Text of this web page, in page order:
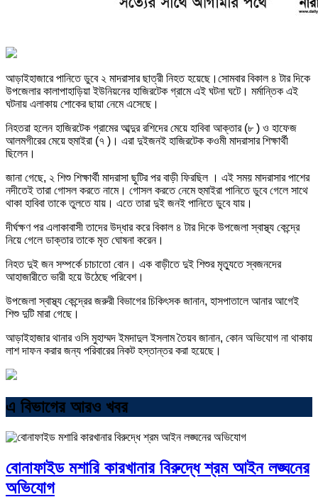
আড়াইহাজারে পানিতে ডুবে ২ মাদরাসার ছাত্রী নিহত হয়েছে।সোমবার বিকাল ৪ টার দিকে
উপজেলার কালাপাহাড়িয়া ইউনিয়নের হাজিরটেক গ্রামে এই ঘটনা ঘটে। মর্মান্তিক এই
ঘটনায় এলাকায় শোকের ছায়া নেমে এসেছে।
নিহতরা হলেন হাজিরটেক গ্রামের আব্দুর রশিদের মেয়ে হাবিবা আক্তার (৮ ) ও হাফেজ
আলমগীরের মেয়ে হুমাইরা (৭ )। এরা দুইজনই হাজিরটেক কওমী মাদরাসার শিক্ষার্থী
ছিলেন।
জানা গেছে, ২ শিশু শিক্ষার্থী মাদরাসা ছুটির পর বাড়ী ফিরছিল । এই সময় মাদরাসার পাশের
নদীতেই তারা গোসল করতে নামে। গোসল করতে নেমে হুমাইরা পানিতে ডুবে গেলে সাথে
থাকা হাবিবা তাকে তুলতে যায়। এতে তারা দুই জনই পানিতে ডুবে যায়।
দীর্ঘক্ষণ পর এলাকাবাসী তাদের উদ্ধার করে বিকাল ৪ টার দিকে উপজেলা স্বাস্থ্য কেন্দ্রে
নিয়ে গেলে ডাক্তার তাকে মৃত ঘোষনা করেন।
নিহত দুই জন সম্পর্কে চাচাতো বোন। এক বাড়ীতে দুই শিশুর মৃত্যুতে স্বজনদের
আহাজারীতে ভারী হয়ে উঠেছে পরিবেশ।
উপজেলা স্বাস্থ্য কেন্দ্রের জরুরী বিভাগের চিকিৎসক জানান, হাসপাতালে আনার আগেই
শিশু দুটি মারা গেছে।
আড়াইহাজার থানার ওসি মুহাম্মদ ইমদাদুল ইসলাম তৈয়ব জানান, কোন অভিযোগ না থাকায়
লাশ দাফন করার জন্য পরিবারের নিকট হস্তান্তর করা হয়েছে।
এ বিভাগের আরও খবর
বোনাফাইড মশারি কারখানার বিরুদ্ধে শ্রম আইন লঙ্ঘনের
অভিযোগ